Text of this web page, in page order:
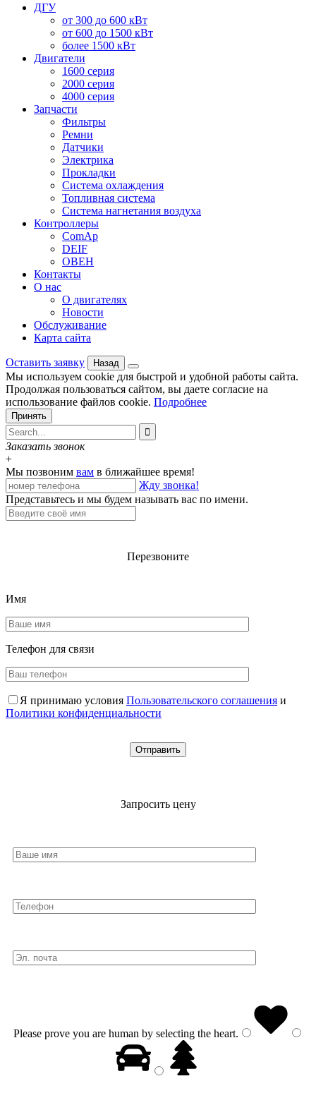
ДГУ
от 300 до 600 кВт
от 600 до 1500 кВт
более 1500 кВт
Двигатели
1600 серия
2000 серия
4000 серия
Запчасти
Фильтры
Ремни
Датчики
Электрика
Прокладки
Система охлаждения
Топливная система
Система нагнетания воздуха
Контроллеры
ComAp
DEIF
ОВЕН
Контакты
О нас
О двигателях
Новости
Обслуживание
Карта сайта
Оставить заявку Назад
Мы используем cookie для быстрой и удобной работы сайта.
Продолжая пользоваться сайтом, вы даете согласие на
использование файлов cookie. Подробнее
Принять

Заказать звонок
+
Мы позвоним вам в ближайшее время!
Жду звонка!
Представьтесь и мы будем называть вас по имени.
Перезвоните
Имя
Телефон для связи
Я принимаю условия Пользовательского соглашения и
Политики конфиденциальности
Запросить цену
Please prove you are human by selecting theheart.